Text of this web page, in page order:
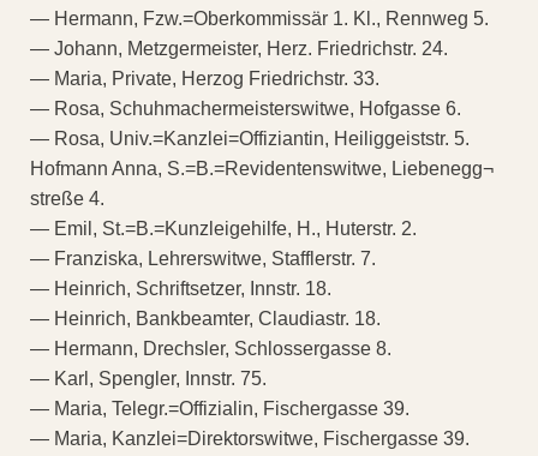
— Hermann, Fzw.=Oberkommissär 1. Kl., Rennweg 5.
— Johann, Metzgermeister, Herz. Friedrichstr. 24.
— Maria, Private, Herzog Friedrichstr. 33.
— Rosa, Schuhmachermeisterswitwe, Hofgasse 6.
— Rosa, Univ.=Kanzlei=Offiziantin, Heiliggeiststr. 5.
Hofmann Anna, S.=B.=Revidentenswitwe, Liebenegg¬
streße 4.
— Emil, St.=B.=Kunzleigehilfe, H., Huterstr. 2.
— Franziska, Lehrerswitwe, Stafflerstr. 7.
— Heinrich, Schriftsetzer, Innstr. 18.
— Heinrich, Bankbeamter, Claudiastr. 18.
— Hermann, Drechsler, Schlossergasse 8.
— Karl, Spengler, Innstr. 75.
— Maria, Telegr.=Offizialin, Fischergasse 39.
— Maria, Kanzlei=Direktorswitwe, Fischergasse 39.